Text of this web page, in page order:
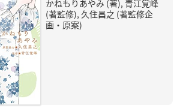
かねもりあやみ (著), 青江覚峰
(著監修), 久住昌之 (著監修企
画・原案)